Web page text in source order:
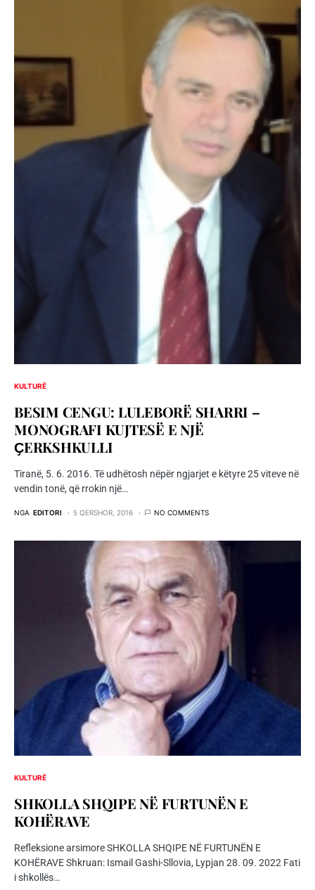
KULTURË
BESIM CENGU: LULEBORË SHARRI –
MONOGRAFI KUJTESË E NJË
ҪERKSHKULLI
Tiranë, 5. 6. 2016. Të udhëtosh nëpër ngjarjet e këtyre 25 viteve në
vendin tonë, që rrokin një…
NGA EDITORI 5 QERSHOR, 2016 NO COMMENTS
KULTURË
SHKOLLA SHQIPE NË FURTUNËN E
KOHËRAVE
Refleksione arsimore SHKOLLA SHQIPE NË FURTUNËN E
KOHËRAVE Shkruan: Ismail Gashi-Sllovia, Lypjan 28. 09. 2022 Fati
i shkollës…